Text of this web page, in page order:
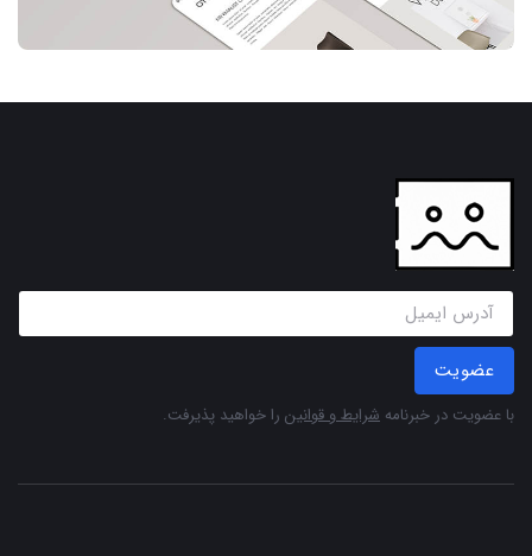
عضویت
با عضویت در خبرنامه شرایط و قوانین را خواهید پذیرفت.